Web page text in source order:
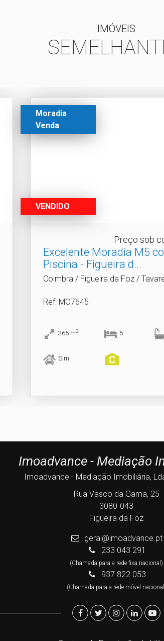
IMÓVEIS
Moradia
Venda
VENDIDO
Preço sob
Excelente Moradia M5
Piscina - Figueira d.​..
Coimbra / Figueira da Foz /
Ref: MO7645
365 m2 5
Sim
Imoadvance - Mediação
Imoadvance - Mediação Imobiliária,
Rua Vasco da Gama, 25
3080-043
Figueira da Foz
geral@imoadvance.pt
233 043 291
(Chamada para a rede fixa nacional)
937 822 053
(Chamada para a rede móvel